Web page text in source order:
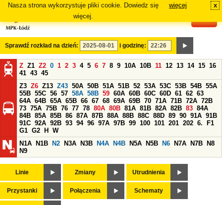
Nasza strona wykorzystuje pliki cookie. Dowiedz się
więcej.
więcej x
Sprawdź rozkład na dzień: i godzinę:
Z Z1 Z2 0 1 2 3 4 5 6 7 8 9 10A 10B 11 12 13 14 15 16
41 43 45
Z3 Z6 Z13 Z43 50A 50B 51A 51B 52 53A 53C 53B 54B 55A
55B 55C 56 57 58A 58B 59 60A 60B 60C 60D 61 62 63
64A 64B 65A 65B 66 67 68 69A 69B 70 71A 71B 72A 72B
73 75A 75B 76 77 78 80A 80B 81A 81B 82A 82B 83 84A
84B 85A 85B 86 87A 87B 88A 88B 88C 88D 89 90 91A 91B
91C 92A 92B 93 94 96 97A 97B 99 100 101 201 202 6.
F1
G1 G2 H
W
N1A
N1B N2 N3A N3B N4A N4B N5A N5B N6 N7A N7B
N8
N9
Linie Zmiany Utrudnienia
Przystanki Połączenia Schematy